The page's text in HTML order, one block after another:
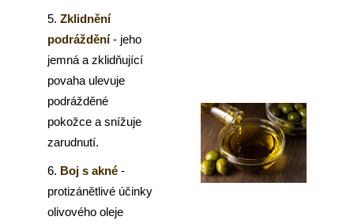
5. Zklidnění
podráždění- jeho
jemná a zklidňující
povaha ulevuje
podrážděné
pokožce a snížuje
zarudnutí.
6. Boj s akné -
protizánětlivé účinky
olivového oleje